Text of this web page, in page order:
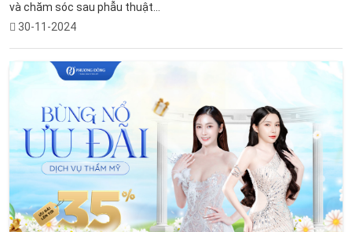
và chăm sóc sau phẫu thuật...
30-11-2024